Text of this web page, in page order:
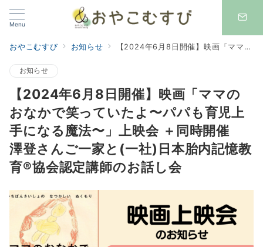
Menu
おやこむすび お知らせ 【2024年6月8日開催】映画「ママのおなかで笑っていたよ〜パパも育児上手になる魔法〜」上映会 ＋同時開催 澤登さんご一家と(一社)日本胎内記憶教育®️協会認定講師のお話し会
お知らせ
【2024年6月8日開催】映画「ママの
おなかで笑っていたよ〜パパも育児上
手になる魔法〜」上映会 ＋同時開催
澤登さんご一家と(一社)日本胎内記憶教
育®️協会認定講師のお話し会